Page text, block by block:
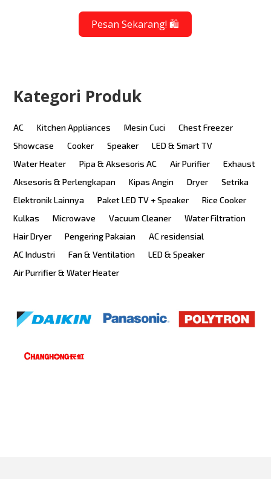
Pesan Sekarang! 🛍️
Kategori Produk
AC Kitchen Appliances Mesin Cuci
Chest Freezer
Showcase
Cooker Speaker
LED & Smart TV
Water Heater
Pipa & Aksesoris AC Air Purifier
Exhaust
Aksesoris & Perlengkapan
Kipas Angin Dryer
Setrika
Elektronik Lainnya
Paket LED TV + Speaker
Rice Cooker
Kulkas
Microwave Vacuum Cleaner
Water Filtration
Hair Dryer
Pengering Pakaian
AC residensial
AC Industri
Fan & Ventilation
LED & Speaker
Air Purrifier & Water Heater